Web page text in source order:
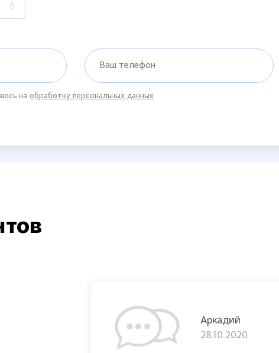
6
Ваш телефон
на обработку персональных данных
Аркадий
28.10.2020